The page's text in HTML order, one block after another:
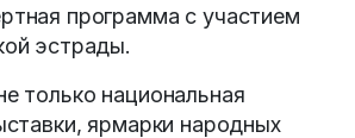
программа с участием
эстрады.
только национальная
ярмарки народных